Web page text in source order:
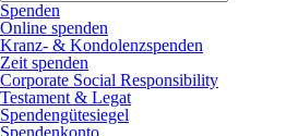
Spenden
Online spenden
Kranz- & Kondolenzspenden
Zeit spenden
Corporate Social Responsibility
Testament & Legat
Spendengütesiegel